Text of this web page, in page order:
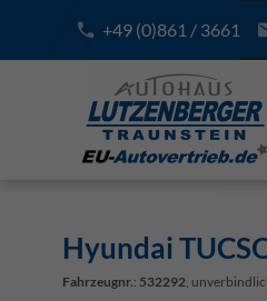
+49 (0)861 / 3661
Hyundai
Fahrzeugnr.: 532292 ,